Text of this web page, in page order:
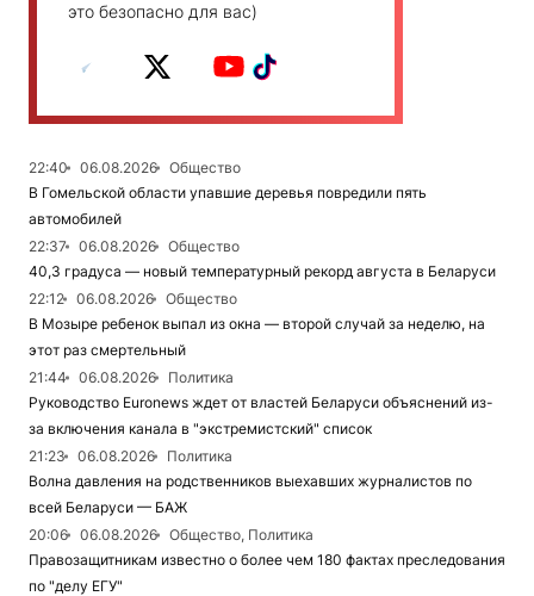
это безопасно для вас)
22:40 06.08.2026
Общество
В Гомельской области упавшие деревья повредили пять
автомобилей
22:37
06.08.2026
Общество
40,3 градуса — новый температурный рекорд августа в Беларуси
22:12
06.08.2026
Общество
В Мозыре ребенок выпал из окна — второй случай за неделю, на
этот раз смертельный
21:44
06.08.2026
Политика
Руководство Euronews ждет от властей Беларуси объяснений из-
за включения канала в "экстремистский" список
21:23
06.08.2026
Политика
Волна давления на родственников выехавших журналистов по
всей Беларуси — БАЖ
20:06
06.08.2026
Общество, Политика
Правозащитникам известно о более чем 180 фактах преследования
по "делу ЕГУ"